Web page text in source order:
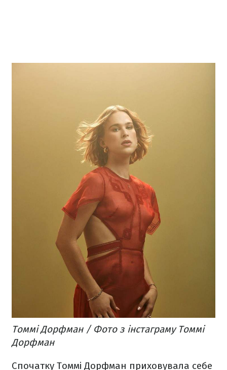
Томмі Дорфман / Фото з інстаграму Томмі
Дорфман
Спочатку Томмі Дорфман приховувала себе